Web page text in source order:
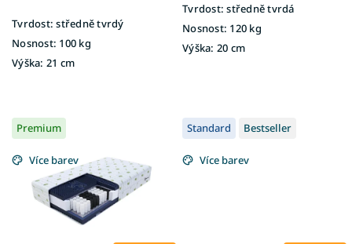
Tvrdost: středně tvrdý
Nosnost: 100 kg
Výška: 21 cm
Tvrdost: středně tvrdá
Nosnost: 120 kg
Výška: 20 cm
Premium
Více barev
Standard Bestseller
Více barev